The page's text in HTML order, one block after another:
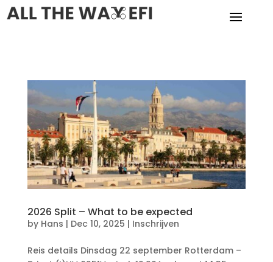
2026 Split – What to be expected
by Hans | Dec 10, 2025 | Inschrijven
Reis details Dinsdag 22 september Rotterdam –